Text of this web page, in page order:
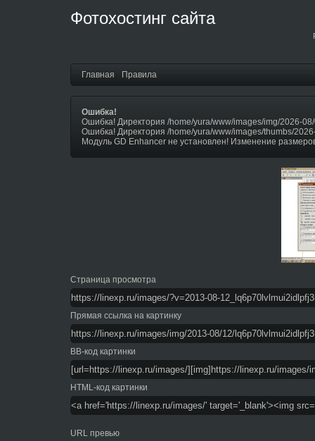
Фотохостинг сайта
Главная Правила
Ошибка!
Ошибка! Директория /home/yura/www/images/img/2026-
Ошибка! Директория /home/yura/www/images/thumbs/
Модуль GD Enhancer не установлен! Изменение
Страница просмотра
Прямая ссылка на картинку
BB-код картинки
HTML-код картинки
URL превью